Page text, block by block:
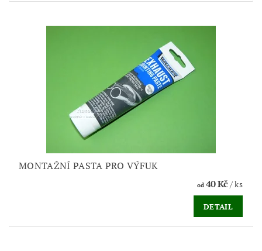
MONTAŽNÍ PASTA PRO VÝFUK
od40 Kč/ ks
DETAIL